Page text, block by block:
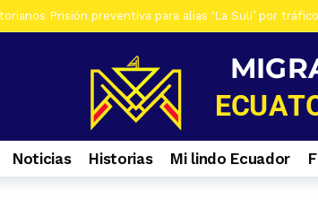
Prisión preventiva para alias ‘La Suli’ por
Al menos 7 heridos por accidente de tránsito
Cinco farmacias clausuradas por comercializar
Casa era utilizada para almacenar armas en
Noticias Historias Mi lindo Ecuador